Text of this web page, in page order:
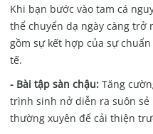
Khi bạn bước vào tam cá
thể chuyển dạ ngày càng trở
gồm sự kết hợp của sự
tế.
- Bài tập sàn chậu:Tăng
trình sinh nở diễn ra suôn sẻ
thường xuyên để cải thiện